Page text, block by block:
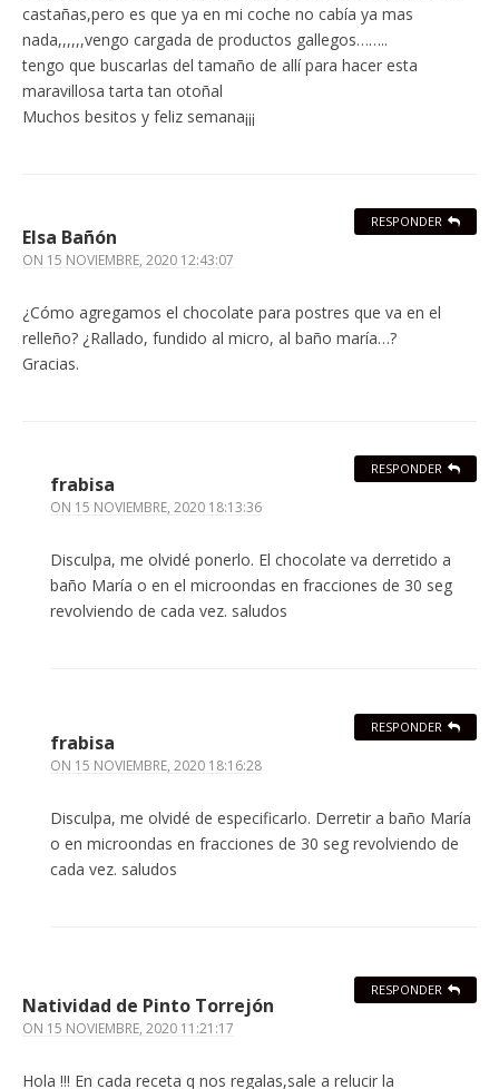
castañas,pero es que ya en mi coche no cabía ya mas
nada,,,,,,vengo cargada de productos gallegos……..
tengo que buscarlas del tamaño de allí para hacer esta
maravillosa tarta tan otoñal
Muchos besitos y feliz semana¡¡¡
Elsa Bañón
ON 15 NOVIEMBRE, 2020 12:43:07
¿Cómo agregamos el chocolate para postres que va en el
relleño? ¿Rallado, fundido al micro, al baño maría…?
Gracias.
RESPONDER
frabisa
ON 15 NOVIEMBRE, 2020 18:13:36
Disculpa, me olvidé ponerlo. El chocolate va derretido a
baño María o en el microondas en fracciones de 30 seg
revolviendo de cada vez. saludos
RESPONDER
frabisa
ON 15 NOVIEMBRE, 2020 18:16:28
Disculpa, me olvidé de especificarlo. Derretir a baño María
o en microondas en fracciones de 30 seg revolviendo de
cada vez. saludos
RESPONDER
Natividad de Pinto Torrejón
ON 15 NOVIEMBRE, 2020 11:21:17
Hola !!! En cada receta q nos regalas,sale a relucir la
RESPONDER